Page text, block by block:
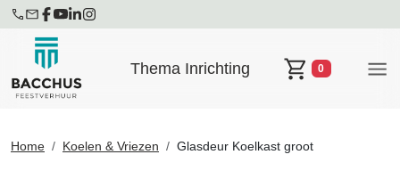
Thema Inrichting
Winkelwagen
0
Home Koelen & Vriezen Glasdeur Koelkast groot